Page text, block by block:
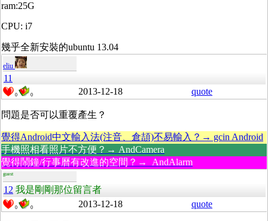
ram:25G
CPU: i7
幾乎全新安裝的ubuntu 13.04
eliu
11
0 0 2013-12-18 quote
問題是否可以重覆產生？
覺得Android中文輸入法(注音、倉頡)不易輸入？→ gcin Android
手機照相看照片不方便？→ AndCamera
覺得鬧鐘/行事曆有改進的空間？→ AndAlarm
guest
12 我是剛剛那位留言者
0 0 2013-12-18 quote